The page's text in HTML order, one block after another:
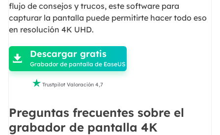
flujo de consejos y trucos, este software para
capturar la pantalla puede permitirte hacer todo eso
en resolución 4K UHD.

 Descargar gratis
Grabador de pantalla de EaseUS
 Trustpilot Valoración 4,7
Preguntas frecuentes sobre el
grabador de pantalla 4K